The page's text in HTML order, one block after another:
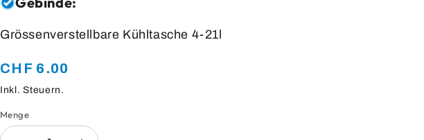
Grössenverstellbare Kühltasche 4-21l
Normaler
Preis
CHF 6.00
Inkl. Steuern.
Anzahl
Menge